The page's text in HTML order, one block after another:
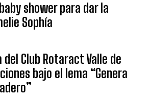
shower para dar la
Sophía
Club Rotaract Valle de
bajo el lema “Genera